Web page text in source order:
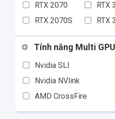
RTX 2070
RTX 2070S
RTX
RTX
Tính năng Multi GPU
Nvidia SLI
Nvidia NVlink
AMD CrossFire